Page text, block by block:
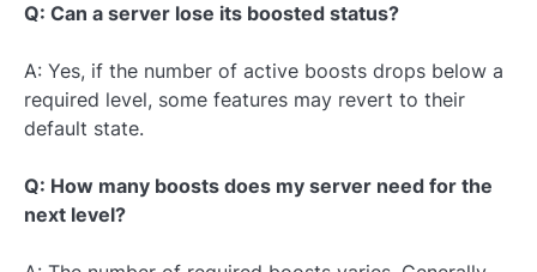
Q: Can a server lose its boosted status?
A: Yes, if the number of active boosts drops below a
required level, some features may revert to their
default state.
Q: How many boosts does my server need for the
next level?